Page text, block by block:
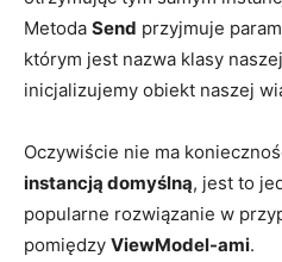
Metoda Send przyjmuje
którym jest nazwa klasy
inicjalizujemy obiekt naszej
Oczywiście nie ma
instancją domyślną, jest to
popularne rozwiązanie w
pomiędzy ViewModel-ami.